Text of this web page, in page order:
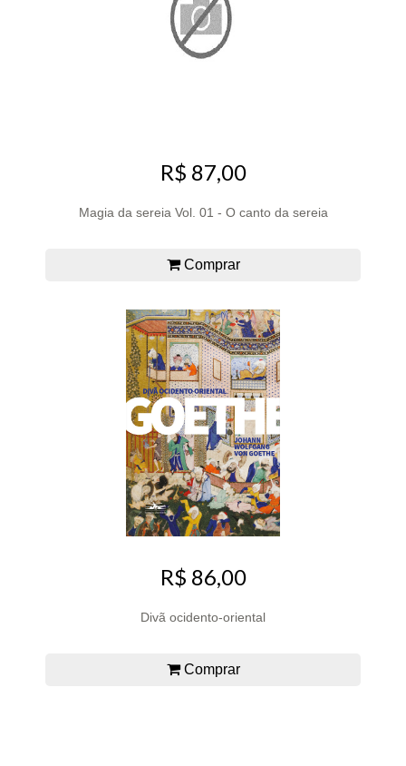
R$ 87,00
Magia da sereia Vol. 01 - O canto da sereia
Comprar
R$ 86,00
Divã ocidento-oriental
Comprar